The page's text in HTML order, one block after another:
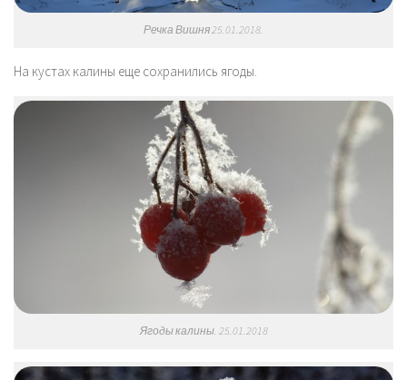
Речка Вишня 25.01.2018.
На кустах калины еще сохранились ягоды.
Ягоды калины. 25.01.2018